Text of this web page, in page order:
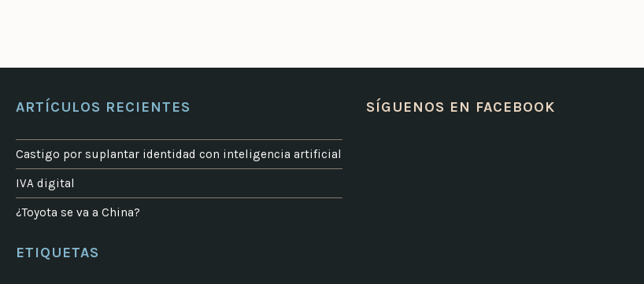
ARTÍCULOS RECIENTES
Castigo por suplantar identidad con inteligencia artificial
IVA digital
¿Toyota se va a China?
ETIQUETAS
SÍGUENOS EN FACEBOOK